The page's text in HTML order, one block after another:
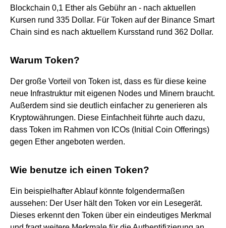
Blockchain 0,1 Ether als Gebühr an - nach aktuellen
Kursen rund 335 Dollar. Für Token auf der Binance Smart
Chain sind es nach aktuellem Kursstand rund 362 Dollar.
Warum Token?
Der große Vorteil von Token ist, dass es für diese keine
neue Infrastruktur mit eigenen Nodes und Minern braucht.
Außerdem sind sie deutlich einfacher zu generieren als
Kryptowährungen. Diese Einfachheit führte auch dazu,
dass Token im Rahmen von ICOs (Initial Coin Offerings)
gegen Ether angeboten werden.
Wie benutze ich einen Token?
Ein beispielhafter Ablauf könnte folgendermaßen
aussehen: Der User hält den Token vor ein Lesegerät.
Dieses erkennt den Token über ein eindeutiges Merkmal